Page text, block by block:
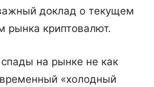
доклад о текущем
рынка криптовалют.
на рынке не как
«холодный